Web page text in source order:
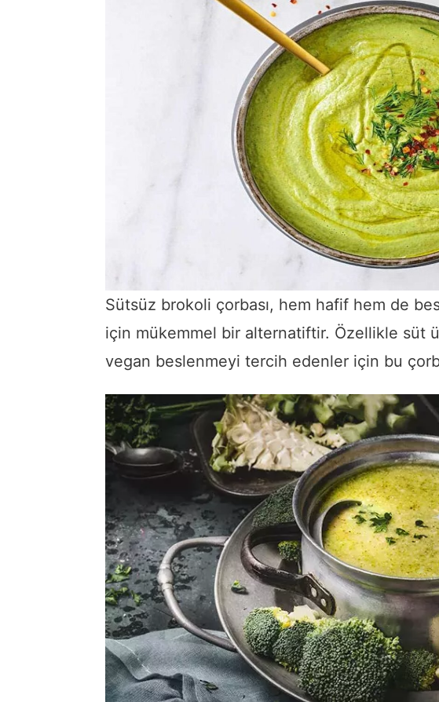
Sütsüz brokoli çorbası, hem hafif hem de
için mükemmel bir alternatiftir. Özellikle süt
vegan beslenmeyi tercih edenler için bu